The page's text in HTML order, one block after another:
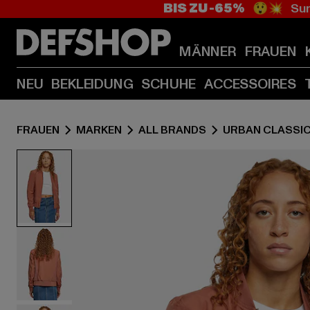
BIS ZU -65% 😲💥
MÄNNER FRAUEN
NEU BEKLEIDUNG SCHUHE ACCESSOIRES
FRAUEN MARKEN ALL BRANDS URBAN